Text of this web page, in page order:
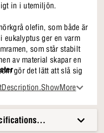
in i utemiljön.
olefin, som både är
eukalyptus ger en varm
som står stabilt
av material skapar en
gör det lätt att slå sig
att ta för mycket plats
har du din
på en förfriskning i
att tillbringa dina
en självklar plats.